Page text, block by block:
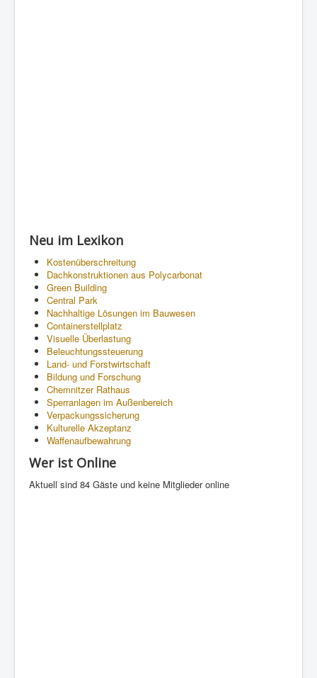
Neu im Lexikon
Kostenüberschreitung
Dachkonstruktionen aus Polycarbonat
Green Building
Central Park
Nachhaltige Lösungen im Bauwesen
Containerstellplatz
Visuelle Überlastung
Beleuchtungssteuerung
Land- und Forstwirtschaft
Bildung und Forschung
Chemnitzer Rathaus
Sperranlagen im Außenbereich
Verpackungssicherung
Kulturelle Akzeptanz
Waffenaufbewahrung
Wer ist Online
Aktuell sind 84 Gäste und keine Mitglieder online